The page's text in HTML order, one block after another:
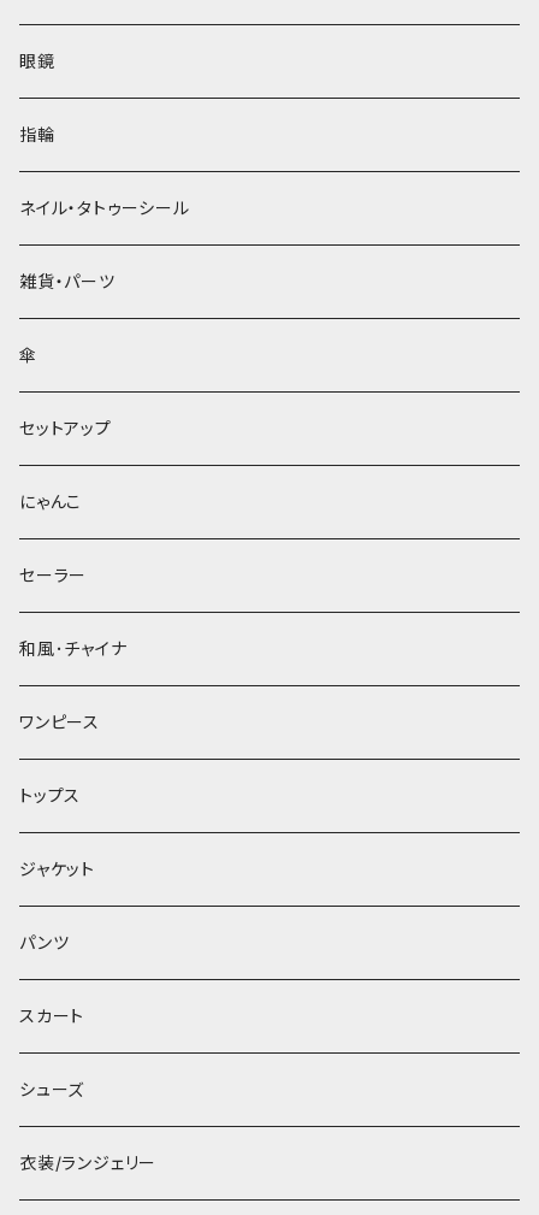
眼鏡
指輪
ネイル・タトゥーシール
雑貨・パーツ
傘
セットアップ
にゃんこ
セーラー
和風･チャイナ
ワンピース
トップス
ジャケット
パンツ
スカート
シューズ
衣装/ランジェリー